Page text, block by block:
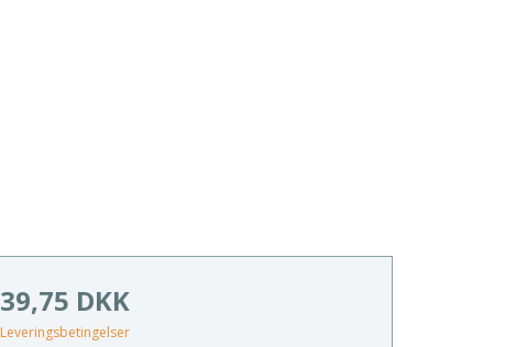
39,75 DKK
Leveringsbetingelser